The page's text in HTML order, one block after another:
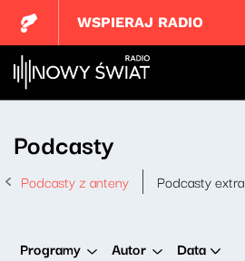
WSPIERAJ RADIO
Podcasty
Podcasty z anteny Podcasty extra
Programy Autor Data